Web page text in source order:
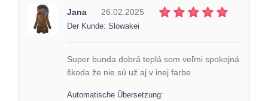
Jana 26.02.2025
Der Kunde: Slowakei
Super bunda dobrá teplá som veľmi spokojná
škoda že nie sú už aj v inej farbe
Automatische Übersetzung: